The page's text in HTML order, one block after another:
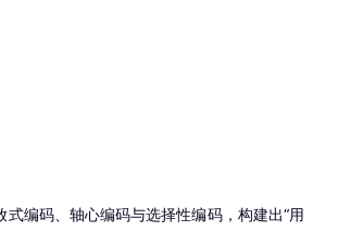
编码、轴心编码与选择性编码，构建出“用